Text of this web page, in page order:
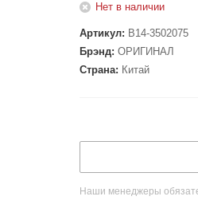
Нет в наличии
Артикул: B14-3502075
Брэнд: ОРИГИНАЛ
Страна: Китай
Наши менеджеры